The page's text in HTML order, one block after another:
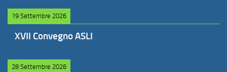
19 Settembre 2026
XVII Convegno ASLI
28 Settembre 2026